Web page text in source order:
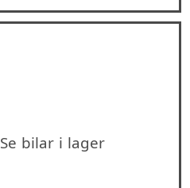
Se bilar i lager